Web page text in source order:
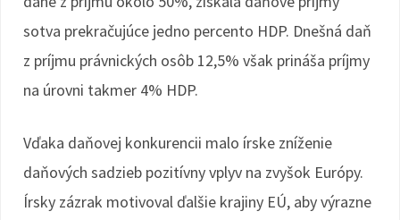
sotva prekračujúce jedno percento HDP. Dnešná daň
z príjmu právnických osôb 12,5% však prináša príjmy
na úrovni takmer 4% HDP.
Vďaka daňovej konkurencii malo írske zníženie
daňových sadzieb pozitívny vplyv na zvyšok Európy.
Írsky zázrak motivoval ďalšie krajiny EÚ, aby výrazne